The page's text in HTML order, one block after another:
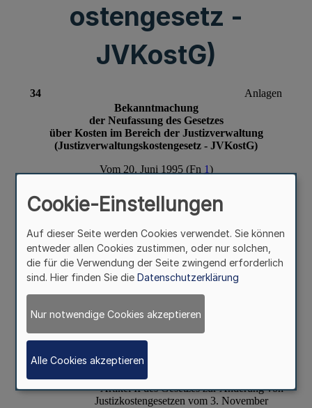
ostengesetz -
JVKostG)
Cookie-Einstellungen
Auf dieser Seite werden Cookies verwendet. Sie können
entweder allen Cookies zustimmen, oder nur solchen,
die für die Verwendung der Seite zwingend erforderlich
sind. Hier finden Sie die Datenschutzerklärung
Nur notwendige Cookies akzeptieren
Alle Cookies akzeptieren